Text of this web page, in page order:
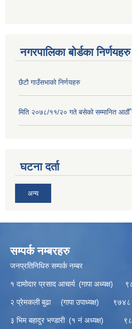
नगरपालिका बोर्डका निर्णयहरु
छैटौ गाउँसभाको निर्णयहरु
मिति २०७८/११/२० गते बसेको सम्मानित आठौँ
घटना दर्ता
अन्य
सम्पर्क नम्बरहरु
जनप्रतिनिधिरु सम्पर्क नम्बर
१ दामोदार प्रसाद आचार्य (गापा अध्यक्ष)
२ प्रेमकली बुढा (गापा उपाध्यक्ष)
३ भिम बहादुर भण्डारी (१ नं अध्यक्ष)